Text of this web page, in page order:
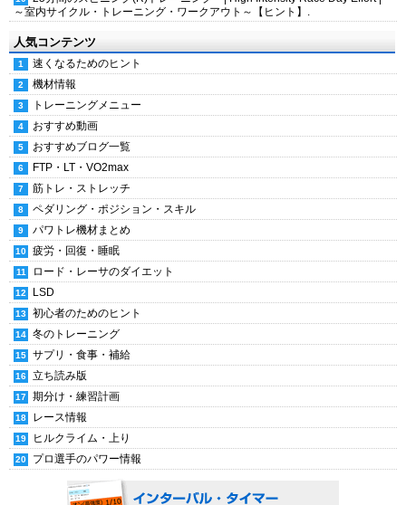
～室内サイクル・トレーニング・ワークアウト～【ヒント】.
人気コンテンツ
速くなるためのヒント
機材情報
トレーニングメニュー
おすすめ動画
おすすめブログ一覧
FTP・LT・VO2max
筋トレ・ストレッチ
ペダリング・ポジション・スキル
パワトレ機材まとめ
疲労・回復・睡眠
ロード・レーサのダイエット
LSD
初心者のためのヒント
冬のトレーニング
サプリ・食事・補給
立ち読み版
期分け・練習計画
レース情報
ヒルクライム・上り
プロ選手のパワー情報